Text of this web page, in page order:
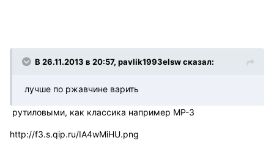
В 26.11.2013 в 20:57, pavlik1993elsw сказал:
лучше по ржавчине варить
рутиловыми, как классика например МР-3
http://f3.s.qip.ru/IA4wMiHU.png